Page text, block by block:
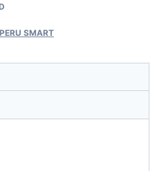
PERU SMART